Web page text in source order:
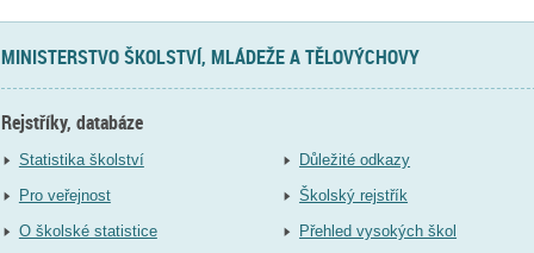
MINISTERSTVO ŠKOLSTVÍ, MLÁDEŽE A TĚLOVÝCHOVY
Rejstříky, databáze
Statistika školství
Pro veřejnost
O školské statistice
Důležité odkazy
Školský rejstřík
Přehled vysokých škol